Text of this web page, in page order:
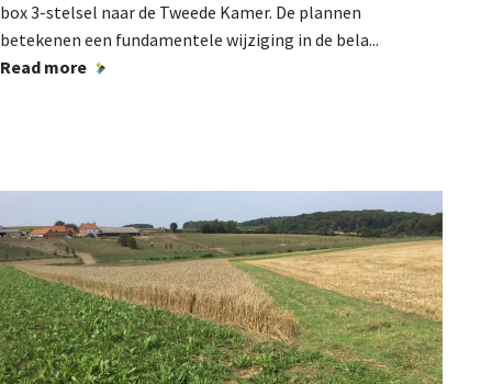
box 3-stelsel naar de Tweede Kamer. De plannen
betekenen een fundamentele wijziging in de bela...
Read more